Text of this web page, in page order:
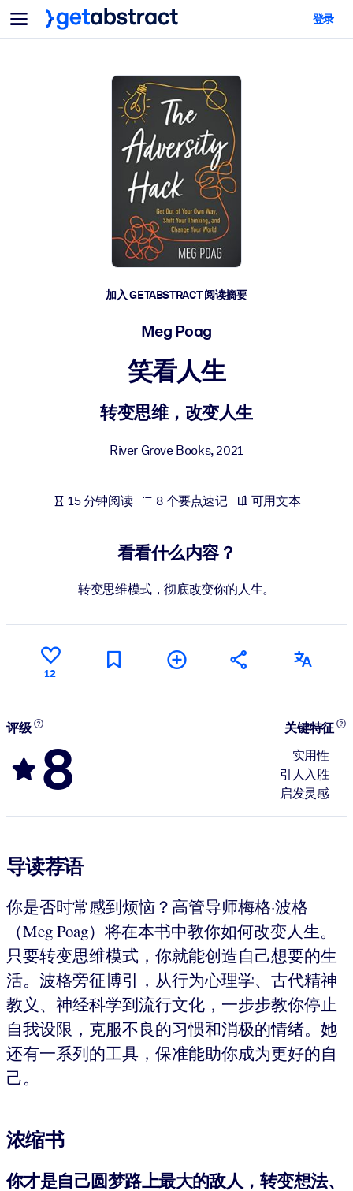
菜单
面向团队与管理者
为您的员工配备关键的人工智能技能。
帮助您的管理者为未来的工作时代做好准备。
让团队更轻松地共同学习、解决实际问题并更快采取行动。
技能提升与重塑
培养您的员工应对未来挑战所需的技能。
将简短且经过验证的知识引入您的 LMS/LXP，以获得更强的学习效
利用可靠、结构化的知识为您的人工智能系统提供动力，以改善输
面向人工智能系统
登录
加入 GETABSTRACT 阅读摘要
Meg Poag
笑看人生
转变思维，改变人生
River Grove Books,2021
15 分钟阅读 8 个要点速记 可用文本
看看什么内容？
转变思维模式，彻底改变你的人生。
12
评级
8
关键特征
实用性
引人入胜
启发灵感
导读荐语
你是否时常感到烦恼？高管导师梅格·波格
（Meg Poag）将在本书中教你如何改变人生。
只要转变思维模式，你就能创造自己想要的生
活。波格旁征博引，从行为心理学、古代精神
教义、神经科学到流行文化，一步步教你停止
自我设限，克服不良的习惯和消极的情绪。她
还有一系列的工具，保准能助你成为更好的自
己。
浓缩书
你才是自己圆梦路上最大的敌人，转变想法、